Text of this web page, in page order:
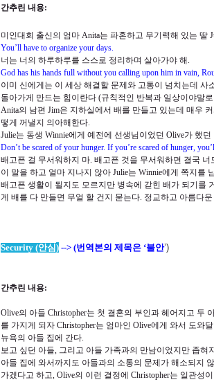
간추린 내용:
미인대회 출신의 엄마 Anita는 파혼하고 무기력해 있는 딸
You’ll have to organize your days.
너는 너의 하루하루를 스스로 정리하며 살아가야 해 .
God has his hands full without you calling upon him in vain,
이미 신에게는 이 세상 해결할 문제와 고통이 넘치는데 사
돌아가게 만드는 힘이란다 (규칙적인 반복과 일상이야말
Anita의 남편 Jim은 지하실에서 배를 만들고 있는데 매우
떻게 꺼낼지 의아해한다.
Julie는 동생 Winnie에게 예전에 선생님이었던 Olive가 했던
Don’t be scared of your hunger. If you’re scared of hunger,
배고픈 걸 무서워하지 마. 배고픈 것을 무서워하면 결국
이 말을 하고 얼마 지나지 않아 Julie는 Winnie에게 쪽지를
배고픈 생활이 될지도 모르지만 병속에 갇힌 배가 되기를
게 배를 다 만들면 무얼 할 건지 묻는다. 정교하고 아름다
Security (안심 ) --> (번역본의 제목은 ‘불안’)
간추린 내용:
Olive의 아들 Christopher는 첫 결혼의 부인과 헤어지고 두
를 가지게 되자 Christopher는 엄마인 Olive에게 와서 도와
뉴욕의 아들 집에 간다.
보고 싶던 아들, 그리고 아들 가족과의 만남이었지만 좁혀
아들 집에 와서까지도 아들과의 소통의 문제가 해소되지
가겠다고 하고, Olive의 이런 결정에 Christopher는 일관성